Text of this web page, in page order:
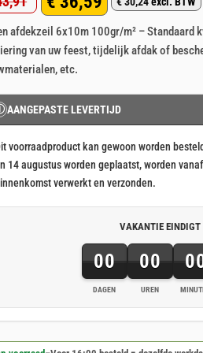
klant
afdekzeil 6x10m 100gr/m² – Standaard
van uw feest, tijdelijk afdak of
etc.
AANGEPASTE LEVERTIJD
voorraadproduct kan gewoon worden
14 augustus worden geplaatst, worden
verwerkt en verzonden.
VAKANTIE EINDIGT
00
DAGEN
00
UREN